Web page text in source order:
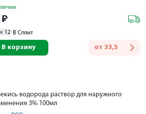
₽
12 В Сплит
от 33,5
В корзину
водорода раствор для наружного
3% 100мл